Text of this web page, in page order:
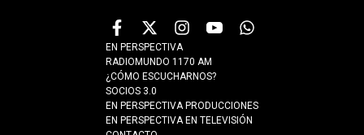
EN PERSPECTIVA
RADIOMUNDO 1170 AM
¿CÓMO ESCUCHARNOS?
SOCIOS 3.0
EN PERSPECTIVA PRODUCCIONES
EN PERSPECTIVA EN TELEVISIÓN